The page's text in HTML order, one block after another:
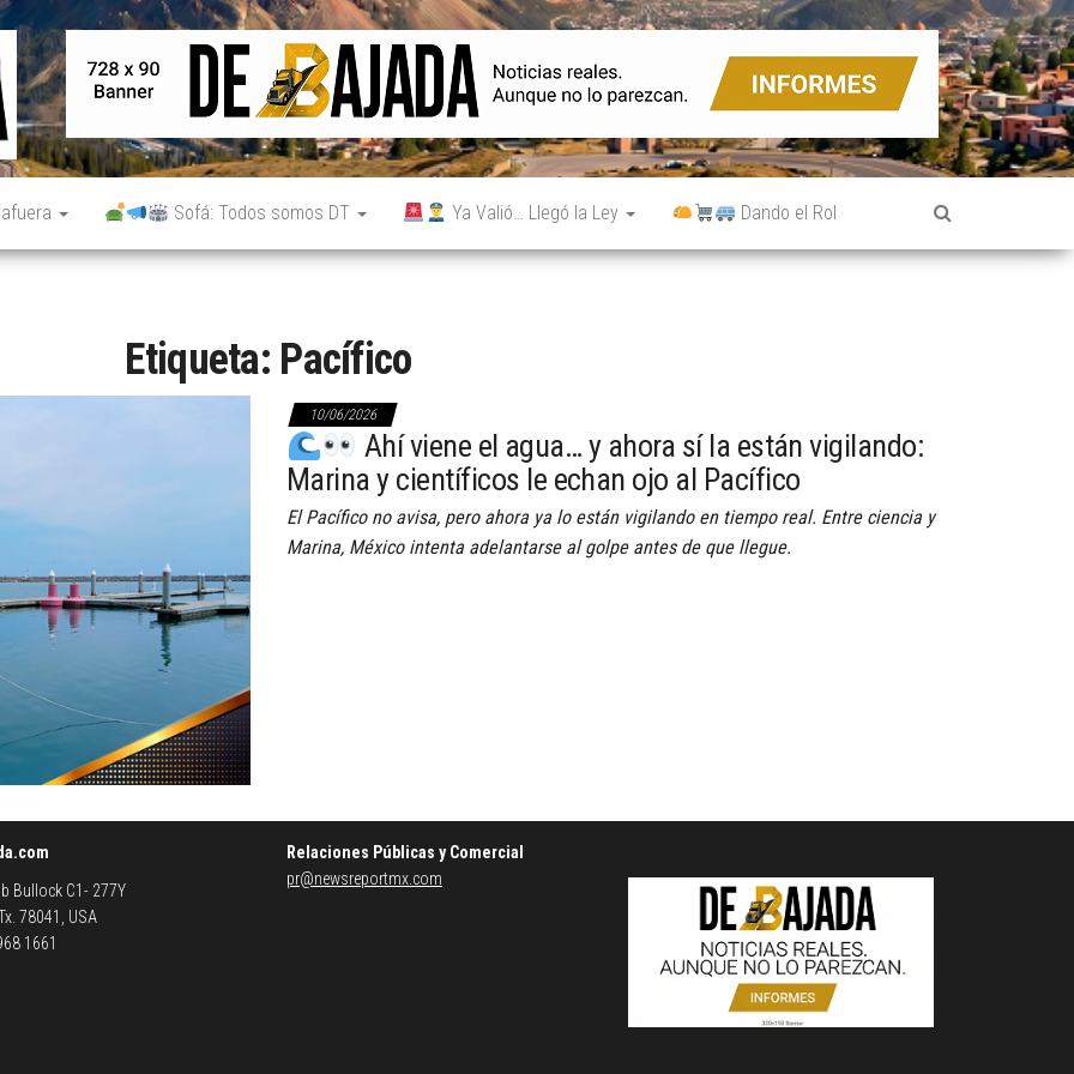
De
Bajada
Noticias
reales.
Aunque
no lo
parezcan.
Sofá: Todos somos DT Ya Valió… Llegó la Ley Dando el Rol
Etiqueta: Pacífico
10/06/2026
Ahí viene el agua… y ahora sí la están vigilando:
Marina y científicos le echan ojo al Pacífico
El Pacífico no avisa, pero ahora ya lo están vigilando en tiempo real. Entre ciencia y
Marina, México intenta adelantarse al golpe antes de que llegue.
Bullock C1- 277Y
78041, USA
1661
Relaciones Públicas y Comercial
pr@newsreportmx.com